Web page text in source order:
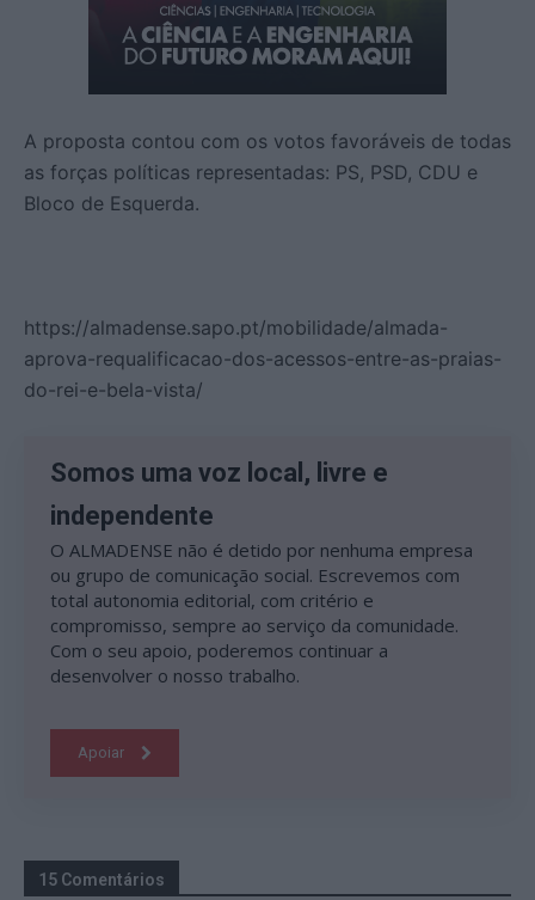
A proposta contou com os votos favoráveis de todas
as forças políticas representadas: PS, PSD, CDU e
Bloco de Esquerda.
https://almadense.sapo.pt/mobilidade/almada-
aprova-requalificacao-dos-acessos-entre-as-praias-
do-rei-e-bela-vista/
Somos uma voz local, livre e
independente
O ALMADENSE não é detido por nenhuma empresa
ou grupo de comunicação social. Escrevemos com
total autonomia editorial, com critério e
compromisso, sempre ao serviço da comunidade.
Com o seu apoio, poderemos continuar a
desenvolver o nosso trabalho.
Apoiar
15 Comentários